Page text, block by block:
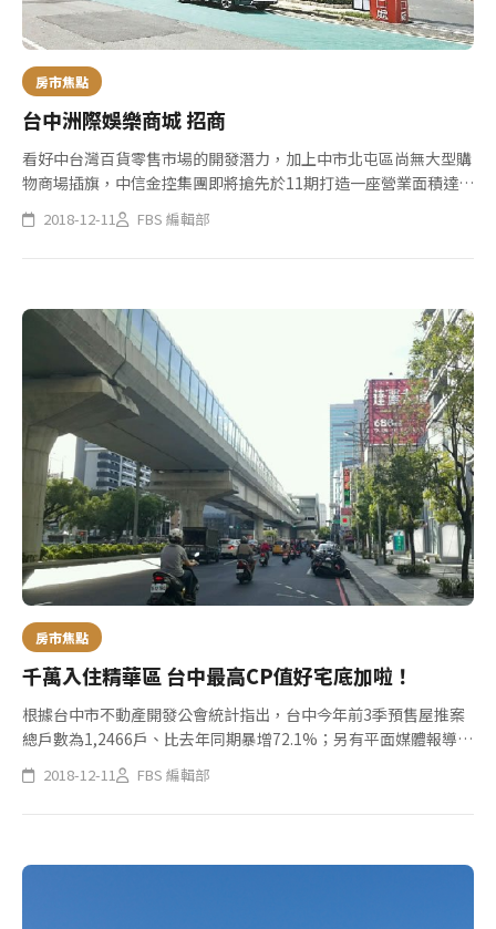
房市焦點
台中洲際娛樂商城 招商
看好中台灣百貨零售市場的開發潛力，加上中市北屯區尚無大型購
物商場插旗，中信金控集團即將搶先於11期打造一座營業面積達3
萬餘坪的大型購物商場－「台中洲際棒球場園區娛樂商城」，內含
百貨、超市、餐飲、影城等多元化業種，目前委由仲量聯行負責招
2018-12-11 FBS 編輯部
房市焦點
千萬入住精華區 台中最高CP值好宅底加啦！
根據台中市不動產開發公會統計指出，台中今年前3季預售屋推案
總戶數為1,2466戶、比去年同期暴增72.1%；另有平面媒體報導指
出，在九合一大選落幕後，因不確定因素消除，不少案場都開出
「慶祝行情」，其中又以小坪數、低自備的首購產品最為熱門。
2018-12-11 FBS 編輯部